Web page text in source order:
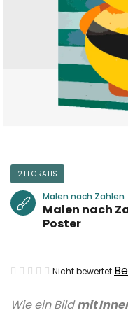
Wie ein Bildmit
2+1 GRATIS
Malen nach Zahlen
Malen nach
Poster
Die
Nicht bewertet